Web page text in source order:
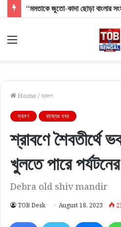
Menu
Home /ভ্রমণ
ভ্রমণ রাজ্যের খবর
শ্রাবণে শৈবতীর্থে
খুলতে পারে
Debra old shiv mandir
TOB Desk August 18, 2023